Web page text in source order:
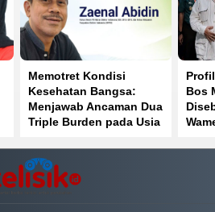
Memotret Kondisi
Kesehatan Bangsa:
Menjawab Ancaman Dua
Triple Burden pada Usia
Bos